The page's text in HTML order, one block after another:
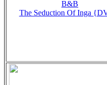
B&B
The Seduction Of Inga